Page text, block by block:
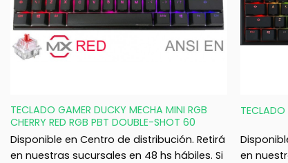
TECLADO GAMER DUCKY MECHA MINI RGB
CHERRY RED RGB PBT DOUBLE-SHOT 60
Disponible en Centro de distribución. Retirá
en nuestras sucursales en 48 hs hábiles. Si
TECLADO
en